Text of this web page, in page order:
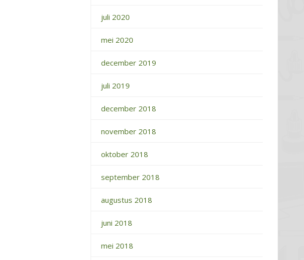
juli 2020
mei 2020
december 2019
juli 2019
december 2018
november 2018
oktober 2018
september 2018
augustus 2018
juni 2018
mei 2018